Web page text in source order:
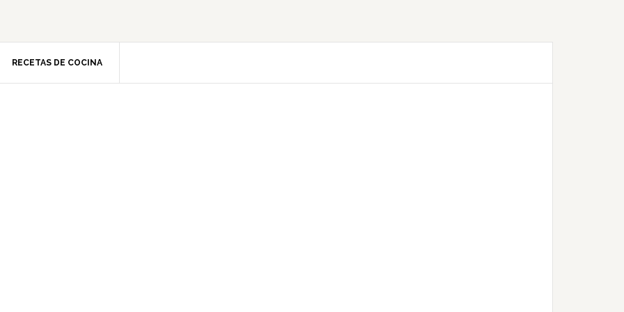
RECETAS DE COCINA